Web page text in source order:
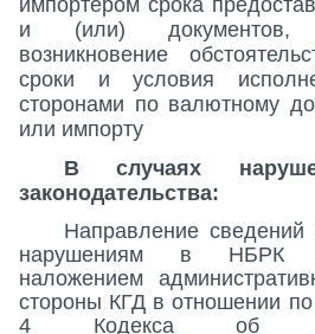
и (или) документов,
возникновение
сроки и условия
сторонами по валютному
или импорту
В случаях
законодательства:
Направление
нарушениям в НБРК
наложением
стороны КГД в отношении по
4 Кодекса об